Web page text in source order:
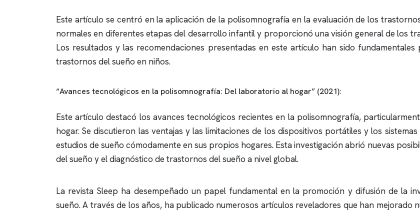
Este artículo se centró en la aplicación de la polisomnografíaen la evaluación de los
normales en diferentes etapas del desarrollo infantil y proporcionó una visión general de los
Los resultados y las recomendaciones presentadas en este artículo han sido
trastornos del sueño en niños.
“Avances tecnológicos en la polisomnografía: Del laboratorio al hogar” (2021):
Este artículo destacó los avances tecnológicos recientes en la polisomnografía,
hogar. Se discutieron las ventajas y las limitaciones de los dispositivos portátiles y los
estudios de sueño cómodamente en sus propios hogares. Esta investigación abrió nuevas
del sueño y el diagnóstico de trastornos del sueño a nivel global.
La revista Sleep ha desempeñado un papel fundamental en la promoción y difusión de la
sueño. A través de los años, ha publicado numerosos artículos reveladores que han mejorado